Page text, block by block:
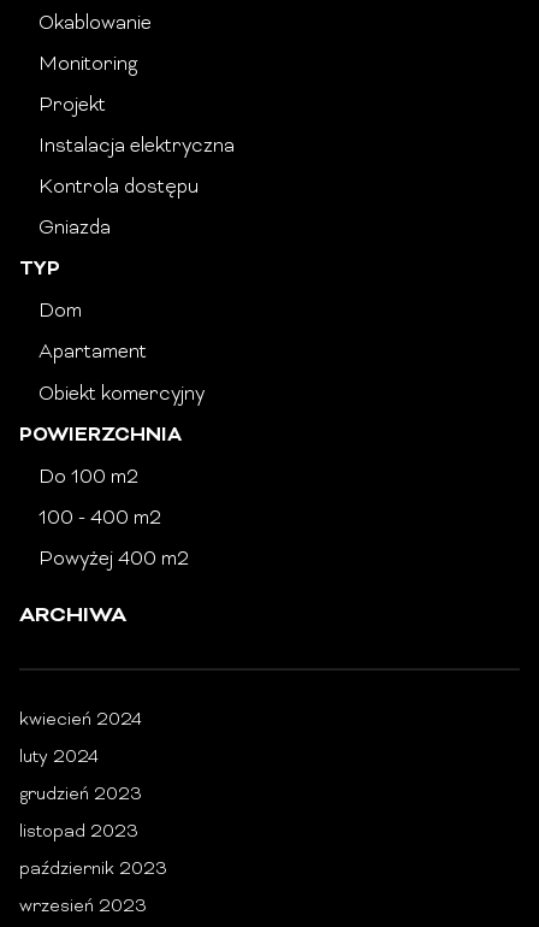
Okablowanie
Monitoring
Projekt
Instalacja elektryczna
Kontrola dostępu
Gniazda
TYP
Dom
Apartament
Obiekt komercyjny
POWIERZCHNIA
Do 100 m2
100 - 400 m2
Powyżej 400 m2
ARCHIWA
kwiecień 2024
luty 2024
grudzień 2023
listopad 2023
październik 2023
wrzesień 2023